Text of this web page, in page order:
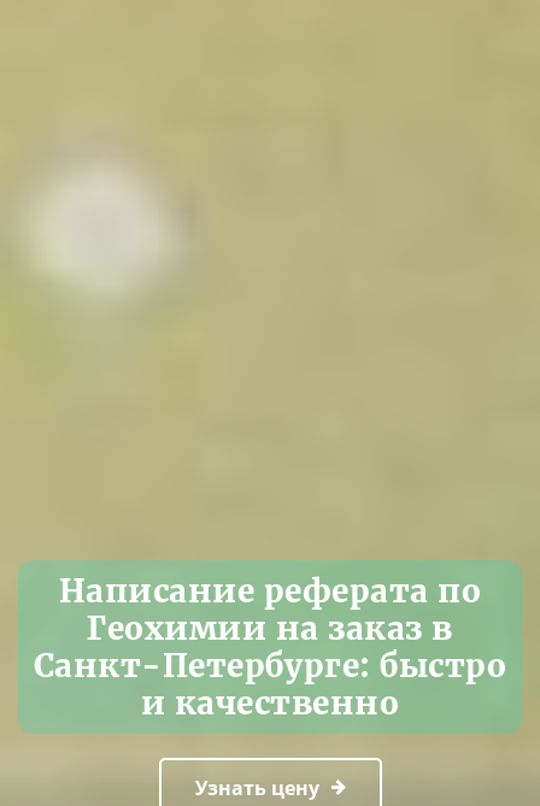
Написание реферата по
Геохимии на заказ в
Санкт-Петербурге: быстро
и качественно
Узнать цену